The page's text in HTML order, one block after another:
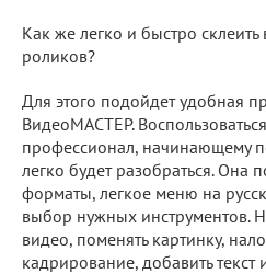
Как же легко и быстро
роликов?
Для этого подойдет удобная
ВидеоМАСТЕР.
профессионал, начинающему
легко будет разобраться. Она
форматы, легкое меню на
выбор нужных инструментов.
видео, поменять картинку,
кадрирование, добавить текст